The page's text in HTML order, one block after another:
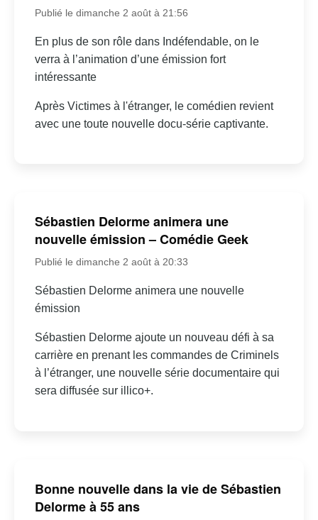
Publié le dimanche 2 août à 21:56
En plus de son rôle dans Indéfendable, on le
verra à l’animation d’une émission fort
intéressante
Après Victimes à l'étranger, le comédien revient
avec une toute nouvelle docu-série captivante.
Sébastien Delorme animera une
nouvelle émission – Comédie Geek
Publié le dimanche 2 août à 20:33
Sébastien Delorme animera une nouvelle
émission
Sébastien Delorme ajoute un nouveau défi à sa
carrière en prenant les commandes de Criminels
à l’étranger, une nouvelle série documentaire qui
sera diffusée sur illico+.
Bonne nouvelle dans la vie de Sébastien
Delorme à 55 ans